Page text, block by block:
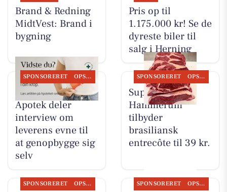
Brand & Redning
MidtVest: Brand i
bygning
Pris op til
1.175.000 kr! Se de
dyreste biler til
salg i Herning
SPONSORERET OPSLAGSTAVLEN
Herning Løve
Apotek deler
interview om
leverens evne til
at genopbygge sig
selv
SPONSORERET OPSLAGSTAVLEN
SuperBrugsen
Hammerum
tilbyder
brasiliansk
entrecôte til 39 kr.
SPONSORERET OPSLAGSTAVLEN SPONSORERET OPSLAGSTAVLEN